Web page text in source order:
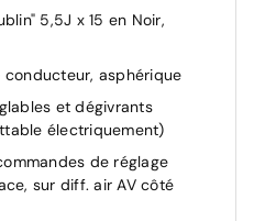
spécial
les applications
tableau de bord
tachymètre électronique,
totalisateur partiel,
brossé
5,5J x 15 en Noir,
conducteur, asphérique
et dégivrants
électriquement)
de réglage
sur diff. air AV côté